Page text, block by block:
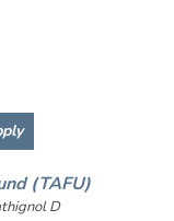
(TAFU)
D